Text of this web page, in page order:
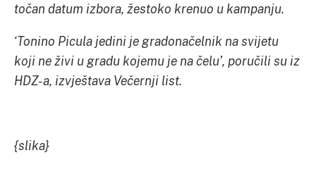
točan datum izbora, žestoko krenuo u kampanju.
‘Tonino Picula jedini je gradonačelnik na svijetu
koji ne živi u gradu kojemu je na čelu’, poručili su iz
HDZ-a, izvještava Večernji list.
{slika}